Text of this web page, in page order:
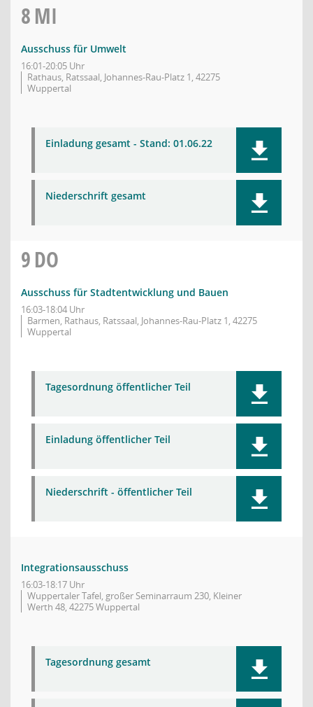
8MI
Ausschuss für Umwelt
16:01-20:05 Uhr
Rathaus, Ratssaal, Johannes-Rau-Platz 1, 42275
Wuppertal
Einladung gesamt - Stand: 01.06.22
Niederschrift gesamt
9DO
Ausschuss für Stadtentwicklung und Bauen
16:03-18:04 Uhr
Barmen, Rathaus, Ratssaal, Johannes-Rau-Platz 1, 42275
Wuppertal
Tagesordnung öffentlicher Teil
Einladung öffentlicher Teil
Niederschrift - öffentlicher Teil
Integrationsausschuss
16:03-18:17 Uhr
Wuppertaler Tafel, großer Seminarraum 230, Kleiner
Werth 48, 42275 Wuppertal
Tagesordnung gesamt